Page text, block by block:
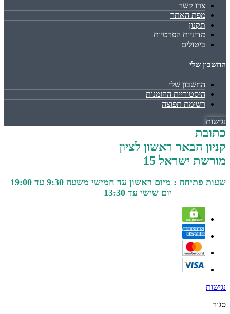
צרו קשר
מפת האתר
תקנון
מדיניות הפרטיות
ביטולים
החשבון שלי
החשבון שלי
היסטוריית ההזמנות
רשימת תפוצה
נגישות
כתובת
קניון הבאר ראשון לציון
מורשת ישראל 15
שעות פתיחה : מיום ראשון עד חמישי משעה 9:30 עד 19:00
יום שישי עד 13:30
נגישות
סגור